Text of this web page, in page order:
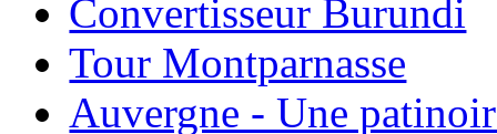
Convertisseur Burundi
Tour Montparnasse
Auvergne - Une